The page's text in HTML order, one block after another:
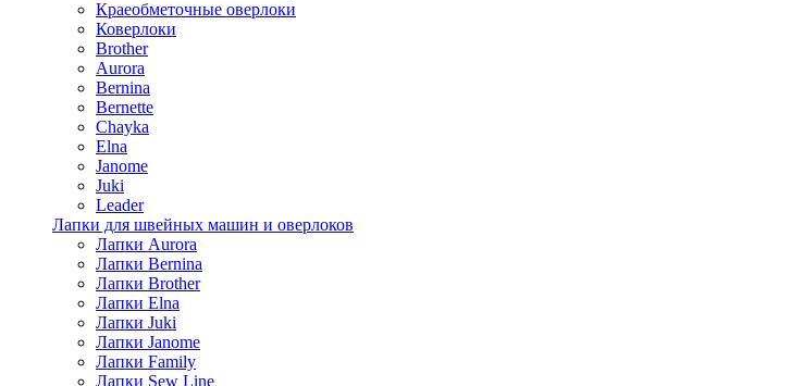
Краеобметочные оверлоки
Коверлоки
Brother
Aurora
Bernina
Bernette
Chayka
Elna
Janome
Juki
Leader
Лапки для швейных машин и оверлоков
Лапки Aurora
Лапки Bernina
Лапки Brother
Лапки Elna
Лапки Juki
Лапки Janome
Лапки Family
Лапки Sew Line